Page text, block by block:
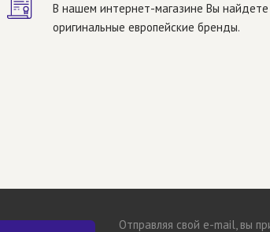
В нашем интернет-магазине Вы найдете
оригинальные европейские бренды.
Отправляя свой e-mail, вы